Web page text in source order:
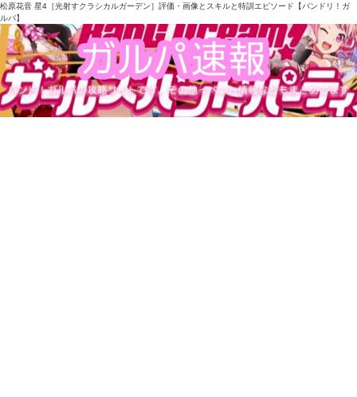
松原花音 星4［光射すクラシカルガーデン］評価・画像とスキルと特訓エピソード【バンドリ！ガ
ルパ】